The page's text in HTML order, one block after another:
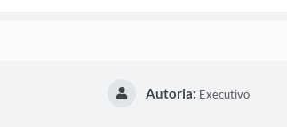
Autoria: Executivo